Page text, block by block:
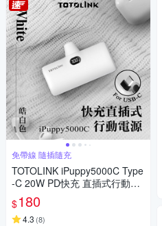
免帶線 隨插隨充
TOTOLINK iPuppy5000C Type
-C 20W PD快充 直插式行動電
源 口袋電源 免傳輸線(安卓&蘋
果 iPhone15 以上專用)-皓白
$180
4.3 (8)